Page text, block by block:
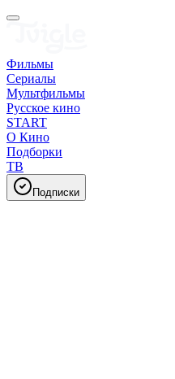
Фильмы
Сериалы
Мультфильмы
Русское кино
START
О Кино
Подборки
ТВ
Подписки